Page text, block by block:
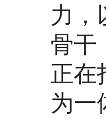
力，
骨干
正在
为一